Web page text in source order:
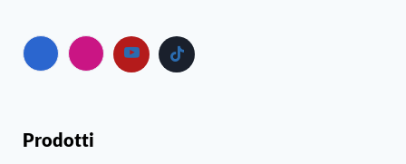
Prodotti